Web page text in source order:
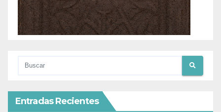
Entradas Recientes